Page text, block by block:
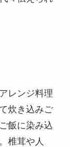
レンジ料理
炊き込みご
飯に染み込
椎茸や人